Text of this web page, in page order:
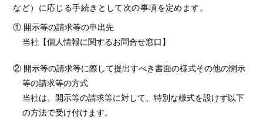
など）に応じる手続きとして次の事項を定めます。
① 開示等の請求等の申出先
当社【個人情報に関するお問合せ窓口】
② 開示等の請求等に際して提出すべき書面の様式その他の開示
等の請求等の方式
当社は、開示等の請求等に対して、特別な様式を設けず以下
の方法で受け付けます。